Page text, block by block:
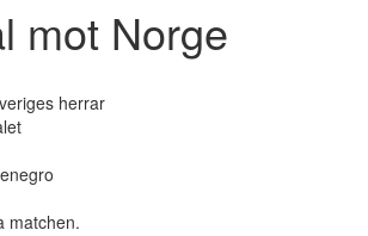
mot Norge
herrar
matchen.